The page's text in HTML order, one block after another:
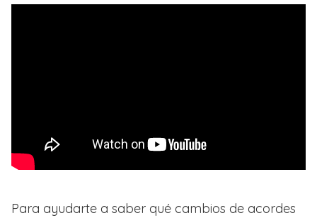
Para ayudarte a saber qué cambios de acordes